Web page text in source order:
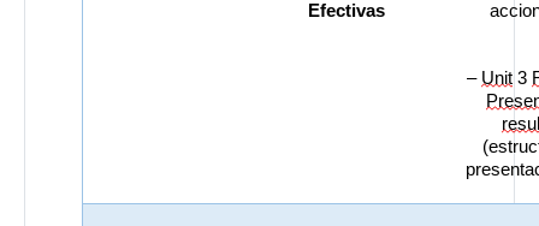
Efectivas
– Unit 3